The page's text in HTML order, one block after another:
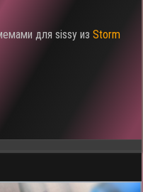
для sissy изStorm